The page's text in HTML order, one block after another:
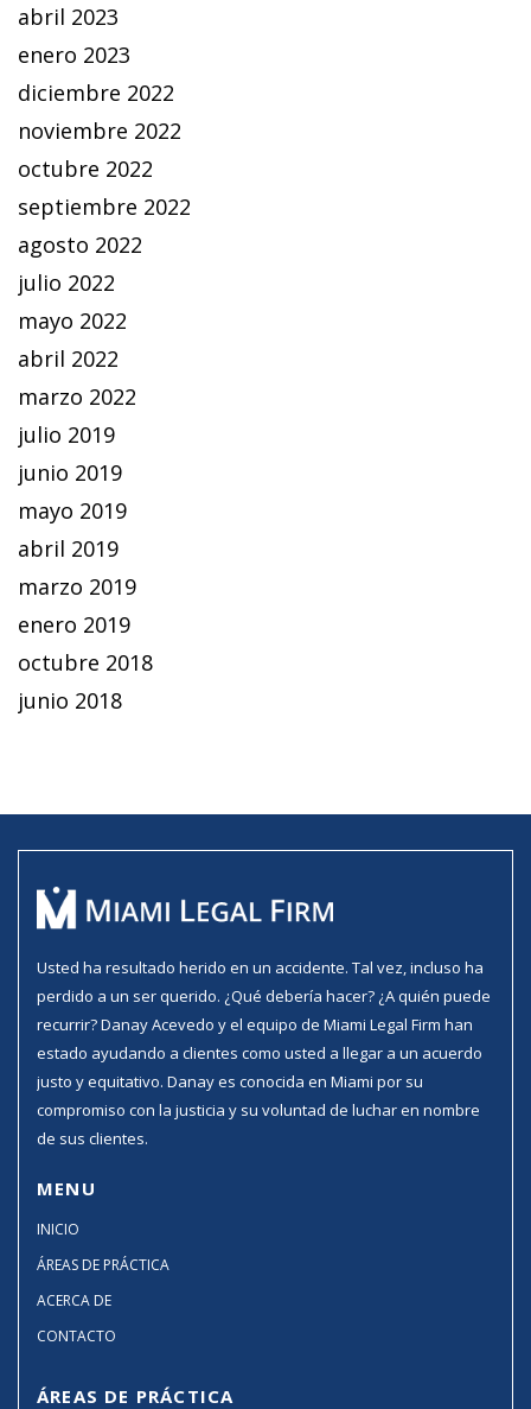
abril 2023
enero 2023
diciembre 2022
noviembre 2022
octubre 2022
septiembre 2022
agosto 2022
julio 2022
mayo 2022
abril 2022
marzo 2022
julio 2019
junio 2019
mayo 2019
abril 2019
marzo 2019
enero 2019
octubre 2018
junio 2018
Usted ha resultado herido en un accidente. Tal vez, incluso ha
perdido a un ser querido. ¿Qué debería hacer? ¿A quién puede
recurrir? Danay Acevedo y el equipo de Miami Legal Firm han
estado ayudando a clientes como usted a llegar a un acuerdo
justo y equitativo. Danay es conocida en Miami por su
compromiso con la justicia y su voluntad de luchar en nombre
de sus clientes.
MENU
INICIO
ÁREAS DE PRÁCTICA
ACERCA DE
CONTACTO
ÁREAS DE PRÁCTICA